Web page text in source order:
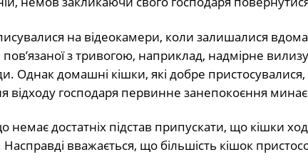
на відеокамери, коли залишалися
з тривогою, наприклад, надмірне
Однак домашні кішки, які добре пристосувалися,
відходу господаря первинне занепокоєння
достатніх підстав припускати, що кішки
Насправді вважається, що більшість кішок